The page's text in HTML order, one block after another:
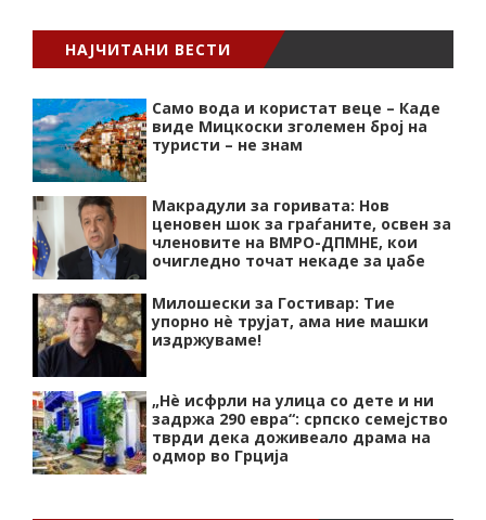
НАЈЧИТАНИ ВЕСТИ
Само вода и користат веце – Каде
виде Мицкоски зголемен број на
туристи – не знам
Макрадули за горивата: Нов
ценовен шок за граѓаните, освен за
членовите на ВМРО-ДПМНЕ, кои
очигледно точат некаде за џабе
Милошески за Гостивар: Тие
упорно нѐ трујат, ама ние машки
издржуваме!
„Нѐ исфрли на улица со дете и ни
задржа 290 евра“: српско семејство
тврди дека доживеало драма на
одмор во Грција